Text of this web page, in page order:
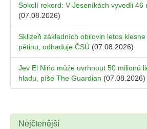
Sokolí rekord: V Jeseníkách vyvedli 46
(07.08.2026)
Sklizeň základních obilovin letos
pětinu, odhaduje ČSÚ (07.08.2026)
Jev El Niňo může uvrhnout 50 milionů
hladu, píše The Guardian (07.08.2026)
Nejčtenější